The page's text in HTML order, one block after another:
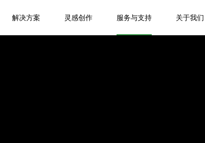
解决方案 灵感创作 服务与支持 关于我们